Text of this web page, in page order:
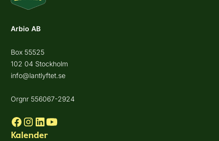
Arbio AB
Box 55525
102 04 Stockholm
info@lantlyftet.se
Orgnr 556067-2924
Kalender